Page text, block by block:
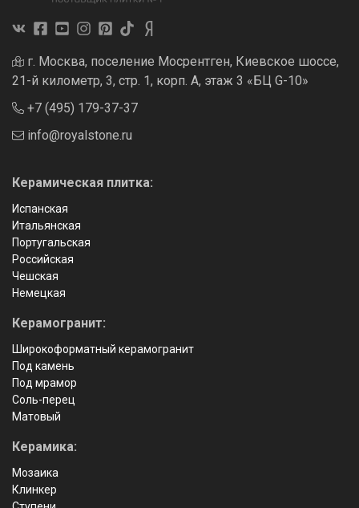
г. Москва, поселение Мосрентген, Киевское шоссе,
21-й километр, 3, стр. 1, корп. А, этаж 3 «БЦ G-10»
+7 (495) 179-37-37
info@royalstone.ru
Керамическая плитка:
Испанская
Итальянская
Португальская
Российская
Чешская
Немецкая
Керамогранит:
Широкоформатный керамогранит
Под камень
Под мрамор
Соль-перец
Матовый
Керамика:
Мозаика
Клинкер